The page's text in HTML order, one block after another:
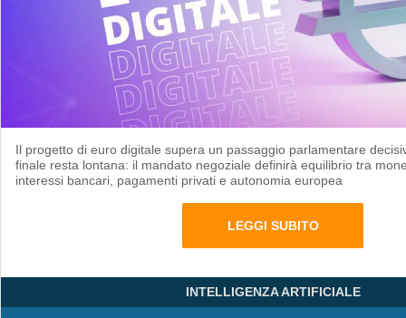
Il progetto di euro digitale supera un passaggio parlamentare
finale resta lontana: il mandato negoziale definirà equilibrio tra
interessi bancari, pagamenti privati e autonomia europea
LEGGI SUBITO
INTELLIGENZA ARTIFICIALE